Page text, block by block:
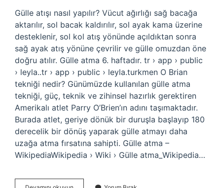
Gülle atışı nasıl yapılır? Vücut ağırlığı sağ bacağa
aktarılır, sol bacak kaldırılır, sol ayak kama üzerine
desteklenir, sol kol atış yönünde açıldıktan sonra
sağ ayak atış yönüne çevrilir ve gülle omuzdan öne
doğru atılır. Gülle atma 6. haftadır. tr › app › public
› leyla..tr › app › public › leyla.turkmen O Brian
tekniği nedir? Günümüzde kullanılan gülle atma
tekniği, güç, teknik ve zihinsel hazırlık gerektiren
Amerikalı atlet Parry O’Brien’ın adını taşımaktadır.
Burada atlet, geriye dönük bir duruşla başlayıp 180
derecelik bir dönüş yaparak gülle atmayı daha
uzağa atma fırsatına sahipti. Gülle atma –
WikipediaWikipedia › Wiki › Gülle atma_Wikipedia…